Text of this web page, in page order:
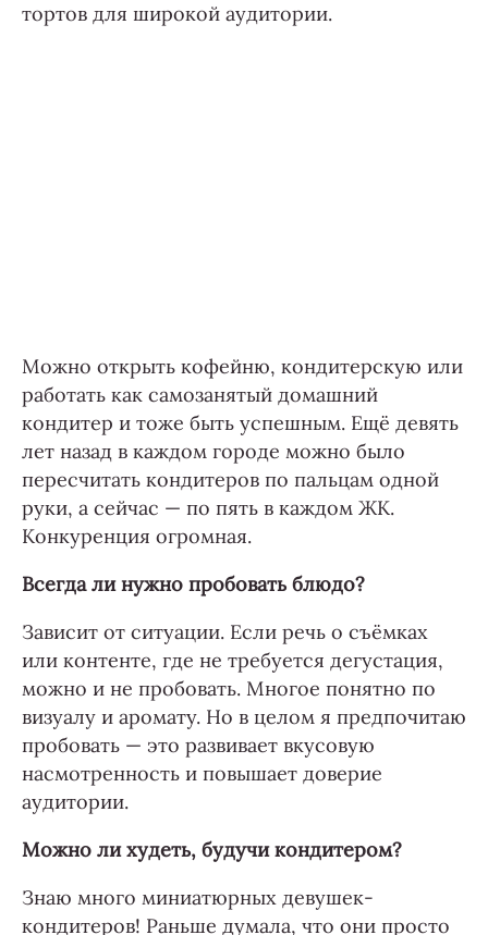
тортов для широкой аудитории.
Можно открыть кофейню, кондитерскую или
работать как самозанятый домашний
кондитер и тоже быть успешным. Ещё девять
лет назад в каждом городе можно было
пересчитать кондитеров по пальцам одной
руки, а сейчас — по пять в каждом ЖК.
Конкуренция огромная.
Всегда ли нужно пробовать блюдо?
Зависит от ситуации. Если речь о съёмках
или контенте, где не требуется дегустация,
можно и не пробовать. Многое понятно по
визуалу и аромату. Но в целом я предпочитаю
пробовать — это развивает вкусовую
насмотренность и повышает доверие
аудитории.
Можно ли худеть, будучи кондитером?
Знаю много миниатюрных девушек-
кондитеров! Раньше думала, что они просто